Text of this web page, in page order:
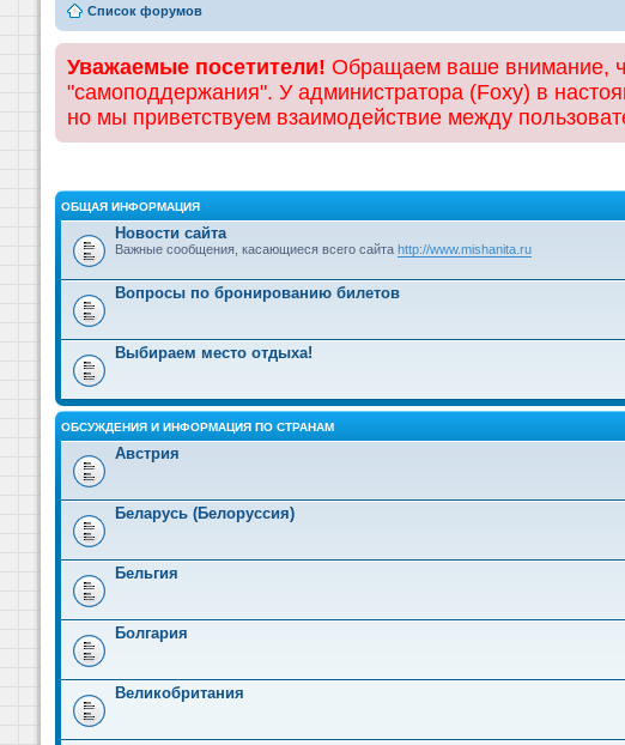
Список форумов
Уважаемые посетители! Обращаем ваше внимание,
"самоподдержания". У администратора (Foxy) в
но мы приветствуем взаимодействие между
ОБЩАЯ ИНФОРМАЦИЯ
Новости сайта
Важные сообщения, касающиеся всего сайта http://www.mishanita.ru
Вопросы по бронированию билетов
Выбираем место отдыха!
ОБСУЖДЕНИЯ И ИНФОРМАЦИЯ ПО СТРАНАМ
Австрия
Беларусь (Белоруссия)
Бельгия
Болгария
Великобритания